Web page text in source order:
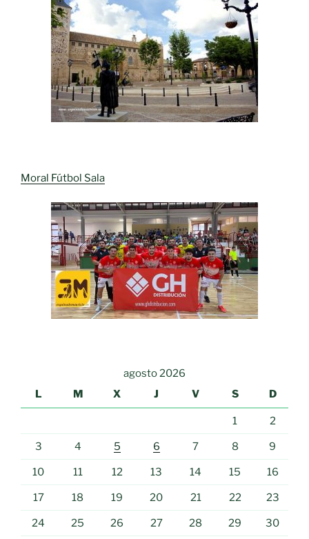
Moral Fútbol Sala
agosto 2026
L
M X J V S D
1 2
3 4 5 6 7 8 9
10 11 12 13 14 15 16
17 18 19 20 21 22 23
24 25 26 27 28 29 30